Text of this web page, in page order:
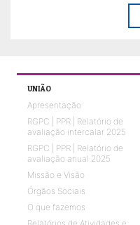
UNIÃO
Apresentação
RGPC | PPR | Relatório de
avaliação intercalar 2025
RGPC | PPR | Relatório de
avaliação anual 2025
Missão e Visão
Órgãos Sociais
O que fazemos